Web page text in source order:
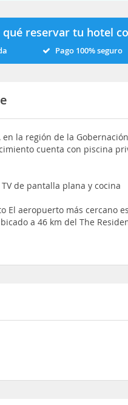
qué reservar tu hotel
Pago 100% seguro
la región de la
cuenta con piscina
de pantalla plana y cocina
El aeropuerto más cercano
a 46 km del The